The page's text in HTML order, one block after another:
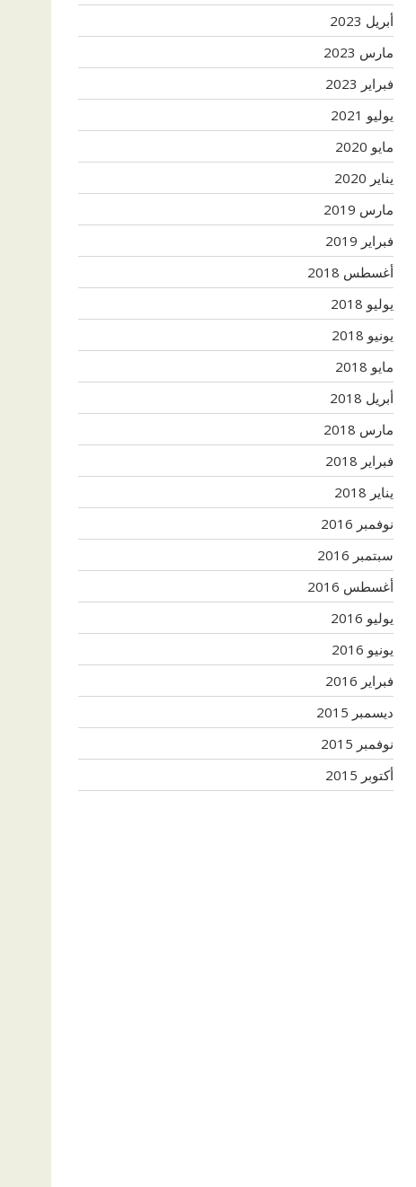
أبريل 2023
مارس 2023
فبراير 2023
يوليو 2021
مايو 2020
يناير 2020
مارس 2019
فبراير 2019
أغسطس 2018
يوليو 2018
يونيو 2018
مايو 2018
أبريل 2018
مارس 2018
فبراير 2018
يناير 2018
نوفمبر 2016
سبتمبر 2016
أغسطس 2016
يوليو 2016
يونيو 2016
فبراير 2016
ديسمبر 2015
نوفمبر 2015
أكتوبر 2015